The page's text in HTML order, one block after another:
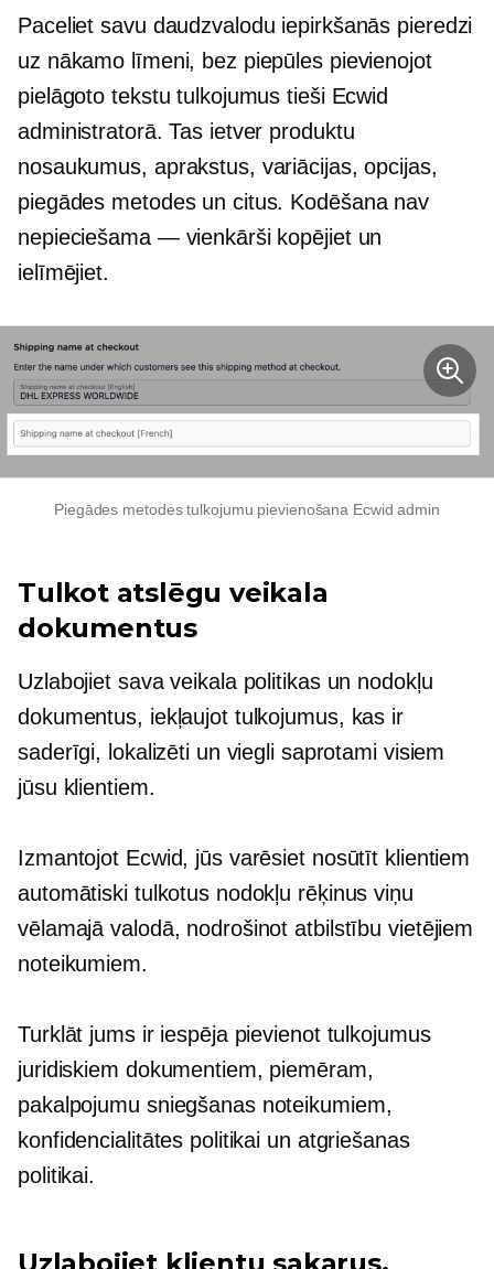
Paceliet savu daudzvalodu iepirkšanās pieredzi
uz nākamo līmeni, bez piepūles pievienojot
pielāgoto tekstu tulkojumus tieši Ecwid
administratorā. Tas ietver produktu
nosaukumus, aprakstus, variācijas, opcijas,
piegādes metodes un citus. Kodēšana nav
nepieciešama — vienkārši kopējiet un
ielīmējiet.
Piegādes metodes tulkojumu pievienošana Ecwid admin
Tulkot atslēgu veikala
dokumentus
Uzlabojiet sava veikala politikas un nodokļu
dokumentus, iekļaujot tulkojumus, kas ir
saderīgi, lokalizēti un viegli saprotami visiem
jūsu klientiem.
Izmantojot Ecwid, jūs varēsiet nosūtīt klientiem
automātiski tulkotus nodokļu rēķinus viņu
vēlamajā valodā, nodrošinot atbilstību vietējiem
noteikumiem.
Turklāt jums ir iespēja pievienot tulkojumus
juridiskiem dokumentiem, piemēram,
pakalpojumu sniegšanas noteikumiem,
konfidencialitātes politikai un atgriešanas
politikai.